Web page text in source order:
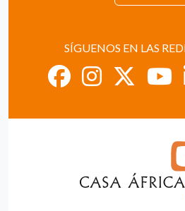
SÍGUENOS EN LAS